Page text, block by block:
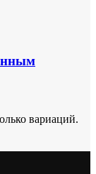
вариаций.